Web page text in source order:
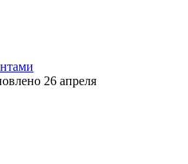
26 апреля